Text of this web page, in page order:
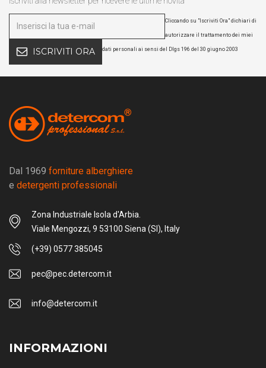
ISCRIVITI ORA
Cliccando su "Iscriviti Ora" dichiari di
autorizzare il trattamento dei miei
dati personali ai sensi del Dlgs 196 del 30 giugno 2003
Dal 1969 forniture alberghiere
e detergenti professionali
Zona Industriale Isola d'Arbia.
Viale Mengozzi, 9 53100 Siena (SI), Italy
(+39) 0577 385045
pec@pec.detercom.it
info@detercom.it
INFORMAZIONI